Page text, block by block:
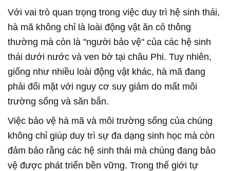
Với vai trò quan trọng trong việc duy trì hệ sinh thái,
hà mã không chỉ là loài động vật ăn cỏ thông
thường mà còn là "người bảo vệ" của các hệ sinh
thái dưới nước và ven bờ tại châu Phi. Tuy nhiên,
giống như nhiều loài động vật khác, hà mã đang
phải đối mặt với nguy cơ suy giảm do mất môi
trường sống và săn bắn.
Việc bảo vệ hà mã và môi trường sống của chúng
không chỉ giúp duy trì sự đa dạng sinh học mà còn
đảm bảo rằng các hệ sinh thái mà chúng đang bảo
vệ được phát triển bền vững. Trong thế giới tự